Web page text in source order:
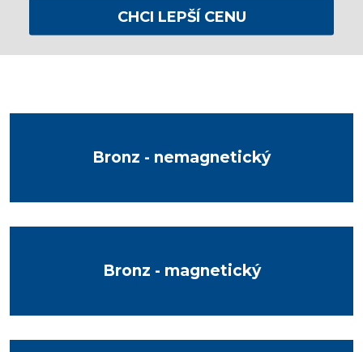
CHCI LEPŠÍ CENU
Bronz - nemagnetický
Bronz - magnetický